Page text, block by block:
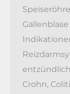
Crohn,